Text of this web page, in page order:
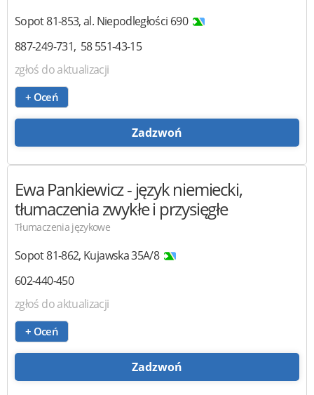
Sopot81-853,al. Niepodległości 690
887-249-731 58 551-43-15
zgłoś do aktualizacji
+ Oceń
Zadzwoń
Ewa Pankiewicz- język niemiecki,
tłumaczenia zwykłe i przysięgłe
Tłumaczenia językowe
Sopot81-862, Kujawska 35A/8
602-440-450
zgłoś do aktualizacji
+ Oceń
Zadzwoń